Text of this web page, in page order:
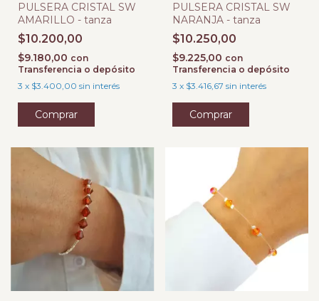
PULSERA CRISTAL SW
AMARILLO - tanza
$10.200,00
$9.180,00 con
Transferencia o depósito
3 x $3.400,00 sin interés
PULSERA CRISTAL SW
NARANJA - tanza
$10.250,00
$9.225,00 con
Transferencia o depósito
3 x $3.416,67 sin interés